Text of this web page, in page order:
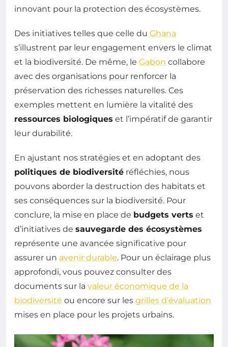
innovant pour la protection des écosystèmes.
Des initiatives telles que celle du Ghana
s’illustrent par leur engagement envers le climat
et la biodiversité. De même, le Gabon collabore
avec des organisations pour renforcer la
préservation des richesses naturelles. Ces
exemples mettent en lumière la vitalité des
ressources biologiques et l’impératif de garantir
leur durabilité.
En ajustant nos stratégies et en adoptant des
politiques de biodiversité réfléchies, nous
pouvons aborder la destruction des habitats et
ses conséquences sur la biodiversité. Pour
conclure, la mise en place de budgets verts et
d’initiatives de sauvegarde des écosystèmes
représente une avancée significative pour
assurer un avenir durable. Pour un éclairage plus
approfondi, vous pouvez consulter des
documents sur la valeur économique de la
biodiversité ou encore sur les grilles d’évaluation
mises en place pour les projets urbains.